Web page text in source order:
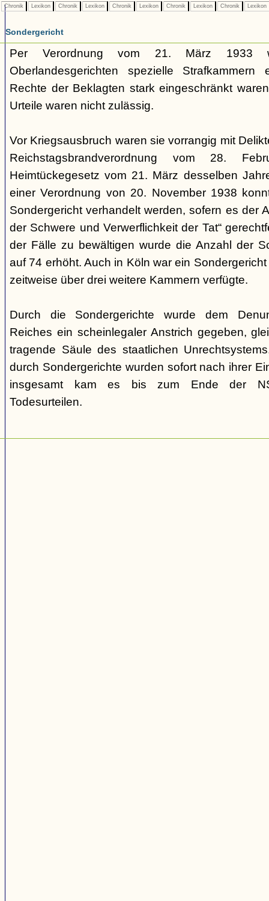
Chronik Lexikon Chronik Lexikon Chronik Lexikon Chronik Lexikon Chronik Lexikon
Sondergericht
Per Verordnung vom 21. März 1933
Oberlandesgerichten spezielle
Rechte der Beklagten stark eingeschränkt
Urteile waren nicht zulässig.
Vor Kriegsausbruch waren sie vorrangig mit
Reichstagsbrandverordnung vom 28.
Heimtückegesetz vom 21. März desselben
einer Verordnung von 20. November 1938
Sondergericht verhandelt werden, sofern es der
der Schwere und Verwerflichkeit der Tat“
der Fälle zu bewältigen wurde die Anzahl der
auf 74 erhöht. Auch in Köln war ein
zeitweise über drei weitere Kammern verfügte.
Durch die Sondergerichte wurde dem
Reiches ein scheinlegaler Anstrich gegeben,
tragende Säule des staatlichen
durch Sondergerichte wurden sofort nach ihrer
insgesamt kam es bis zum Ende der
Todesurteilen.